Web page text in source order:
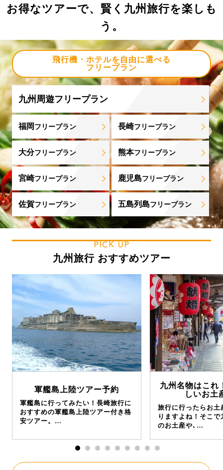
お得なツアーで、賢く九州旅行を楽しも
う。
飛行機・ホテルを自由に選べる
フリープラン
九州周遊フリープラン
福岡 フリープラン 長崎フリープラン
大分フリープラン 熊本フリープラン
宮崎フリープラン 鹿児島フリープラン
佐賀フリープラン 五島列島フリープラン
PICK UP
九州旅行 おすすめツアー
軍艦島上陸ツアー予約
軍艦島に行ってみたい！長崎旅行に
おすすめの軍艦島上陸ツアー付き格
安ツアー。…
九州名物はこれ
しいお土
旅行に行ったらお土
りますよね！そこ
のお土産や､…